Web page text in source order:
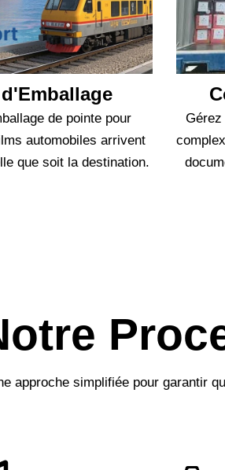
de pointe pour
automobiles arrivent
que soit la destination.
approche simplifiée pour garantir